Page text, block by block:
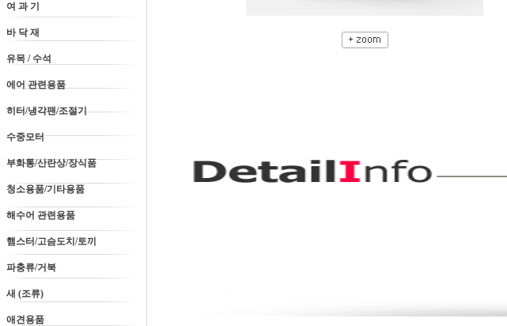
여 과 기
바 닥 재
유목 / 수석
에어 관련용품
히터/냉각팬/조절기
수중모터
부화통/산란상/장식품
청소용품/기타용품
해수어 관련용품
햄스터/고슴도치/토끼
파충류/거북
새 (조류)
애견용품